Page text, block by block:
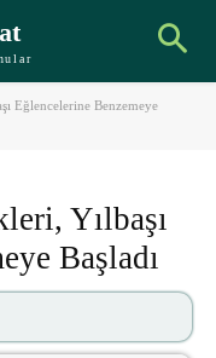
Eğlencelerine Benzemeye
Yılbaşı
Başladı